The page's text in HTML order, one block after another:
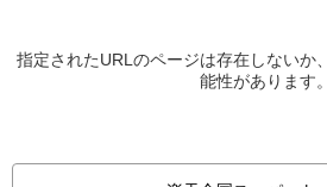
指定されたURLのページは存在しないか
能性があります。